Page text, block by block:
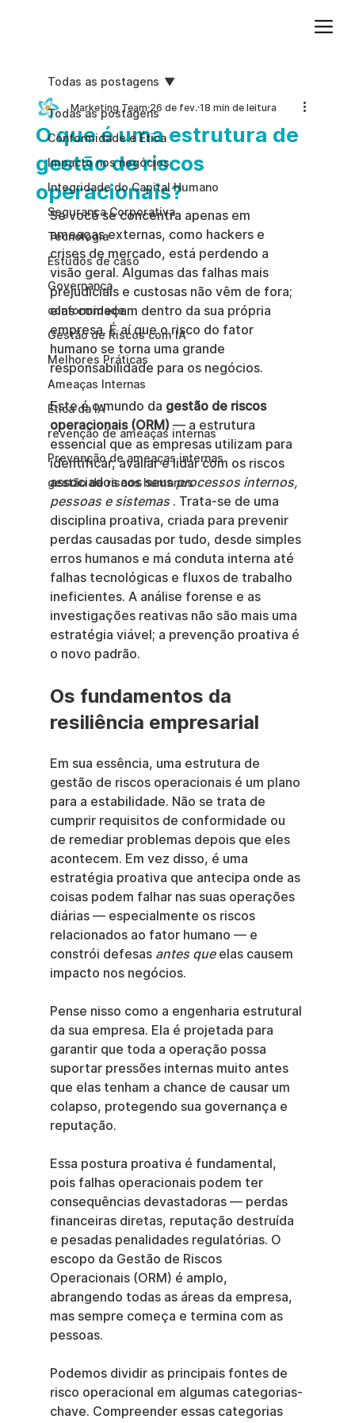
Todas as postagens
Conformidade e Ética
Impacto nos negócios
Integridade do Capital Humano
Segurança Corporativa
Tecnologia
Estudos de caso
Governança
conformidade
Gestão de Riscos com IA
Melhores Práticas
Ameaças Internas
Ética da IA
revenção de ameaças internas
Prevenção de ameaças internas
gestão de riscos humanos
Todas as postagens
O que é uma estrutura de
gestão de riscos
operacionais?
Marketing Team 26 de fev. 18 min de leitura
Se você se concentra apenas em
ameaças externas, como hackers e
crises de mercado, está perdendo a
visão geral. Algumas das falhas mais
prejudiciais e custosas não vêm de fora;
elas começam dentro da sua própria
empresa. É aí que o risco do fator
humano se torna uma grande
responsabilidade para os negócios.
Este é o mundo da gestão de riscos
operacionais (ORM) — a estrutura
essencial que as empresas utilizam para
identificar, avaliar e lidar com os riscos
associados aos seus processos internos,
pessoas e sistemas . Trata-se de uma
disciplina proativa, criada para prevenir
perdas causadas por tudo, desde simples
erros humanos e má conduta interna até
falhas tecnológicas e fluxos de trabalho
ineficientes. A análise forense e as
investigações reativas não são mais uma
estratégia viável; a prevenção proativa é
o novo padrão.
Os fundamentos da
resiliência empresarial
Em sua essência, uma estrutura de
gestão de riscos operacionais é um plano
para a estabilidade. Não se trata de
cumprir requisitos de conformidade ou
de remediar problemas depois que eles
acontecem. Em vez disso, é uma
estratégia proativa que antecipa onde as
coisas podem falhar nas suas operações
diárias — especialmente os riscos
relacionados ao fator humano — e
constrói defesas antes que elas causem
impacto nos negócios.
Pense nisso como a engenharia estrutural
da sua empresa. Ela é projetada para
garantir que toda a operação possa
suportar pressões internas muito antes
que elas tenham a chance de causar um
colapso, protegendo sua governança e
reputação.
Essa postura proativa é fundamental,
pois falhas operacionais podem ter
consequências devastadoras — perdas
financeiras diretas, reputação destruída
e pesadas penalidades regulatórias. O
escopo da Gestão de Riscos
Operacionais (ORM) é amplo,
abrangendo todas as áreas da empresa,
mas sempre começa e termina com as
pessoas.
Podemos dividir as principais fontes de
risco operacional em algumas categorias-
chave. Compreender essas categorias